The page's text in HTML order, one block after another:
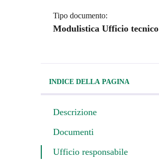
Tipo documento:
Modulistica Ufficio tecnico
INDICE DELLA PAGINA
Descrizione
Documenti
Ufficio responsabile